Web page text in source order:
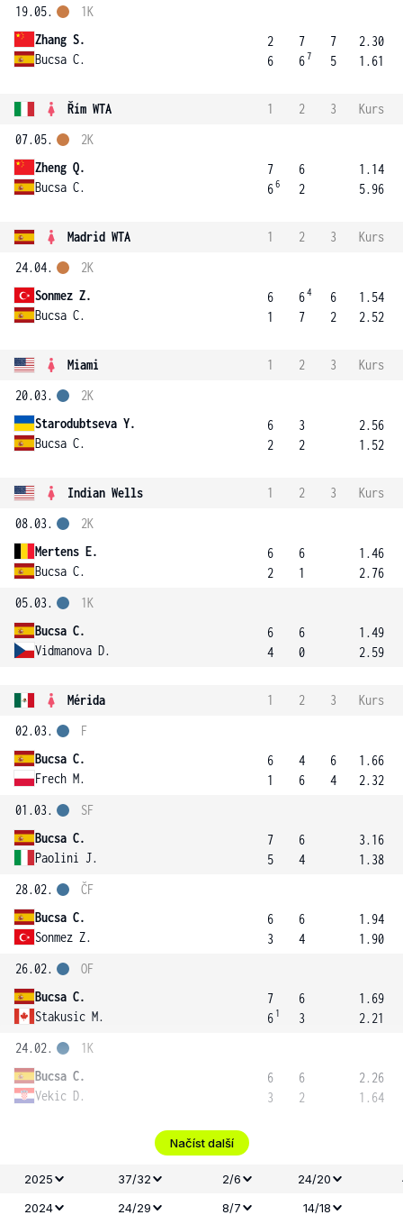
19.05.
Zhang S.
Bucsa C.
1K
2
6
7
67
7
5
2.30
1.61
Řím WTA 1 2 3
Kurs
07.05.
Zheng Q.
Bucsa C.
2K
7
66
6
2
1.14
5.96
Madrid WTA 1 2 3
Kurs
24.04.
Sonmez Z.
Bucsa C.
2K
6
1
64
7
6
2
1.54
2.52
Miami 1 2 3
Kurs
20.03.
Starodubtseva Y.
Bucsa C.
2K
6
2
3
2
2.56
1.52
Indian Wells 1 2 3
Kurs
08.03.
Mertens E.
Bucsa C.
2K
6
2
6
1
1.46
2.76
05.03.
Bucsa C.
Vidmanova D.
1K
6
4
6
0
1.49
2.59
Mérida 1 2 3
Kurs
02.03.
Bucsa C.
Frech M.
F
6
1
4
6
6
4
1.66
2.32
01.03.
Bucsa C.
Paolini J.
SF
7
5
6
4
3.16
1.38
28.02.
Bucsa C.
Sonmez Z.
ČF
6
3
6
4
1.94
1.90
26.02.
Bucsa C.
Stakusic M.
OF
7
6 1
6
3
1.69
2.21
24.02.
Bucsa C.
Vekic D.
1K
6
3
6
2
2.26
1.64
Načíst další
2025 37/32 2/6 24/20
2024
24/29 8/7 14/18